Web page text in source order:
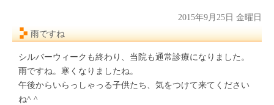
2015年9月25日 金曜日
雨ですね
シルバーウィークも終わり、当院も通常診療になりました。
雨ですね。寒くなりましたね。
午後からいらっしゃっる子供たち、気をつけて来てください
ね^ ^